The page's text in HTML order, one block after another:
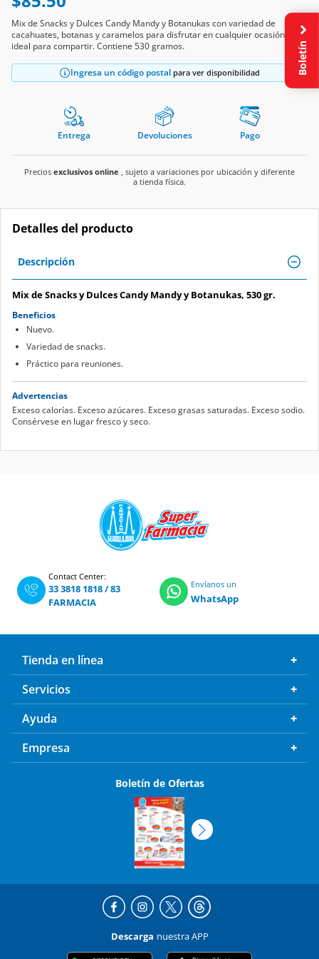
Mix de Snacks y Dulces Candy Mandy y Botanukas con variedad de
cacahuates, botanas y caramelos para disfrutar en cualquier ocasión,
ideal para compartir. Contiene 530 gramos.
Ingresa un código postal para ver disponibilidad
Entrega Devoluciones Pago
Precios exclusivos online , sujeto a variaciones por ubicación y diferente
a tienda física.
Detalles del producto
Descripción
Mix de Snacks y Dulces Candy Mandy y Botanukas, 530 gr.
Beneficios
Nuevo.
Variedad de snacks.
Práctico para reuniones.
Advertencias
Exceso calorías. Exceso azúcares. Exceso grasas saturadas. Exceso sodio.
Consérvese en lugar fresco y seco.
Contact Center:
33 3818 1818/83
FARMACIA
Envíanos un
WhatsApp
Tienda en línea
Servicios
Ayuda
Empresa
Boletín de Ofertas
Descarga nuestra APP
Boletín